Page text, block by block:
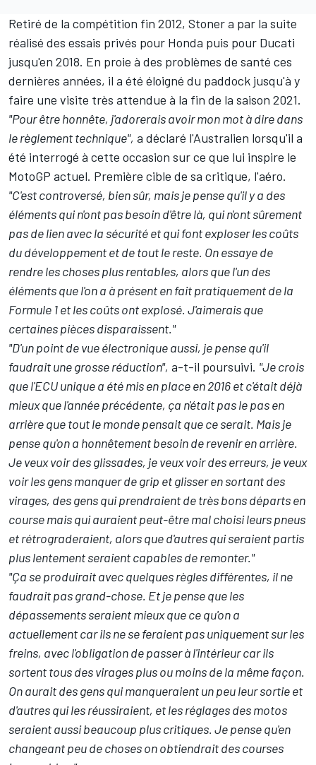
Retiré de la compétition fin 2012, Stoner a par la suite
réalisé des essais privés pour Honda puis pour Ducati
jusqu'en 2018. En proie à des problèmes de santé ces
dernières années, il a été éloigné du paddock jusqu'à y
faire une visite très attendue à la fin de la saison 2021.
"Pour être honnête, j'adorerais avoir mon mot à dire dans
le règlement technique", a déclaré l'Australien lorsqu'il a
été interrogé à cette occasion sur ce que lui inspire le
MotoGP actuel. Première cible de sa critique, l'aéro.
"C'est controversé, bien sûr, mais je pense qu'il y a des
éléments qui n'ont pas besoin d'être là, qui n'ont sûrement
pas de lien avec la sécurité et qui font exploser les coûts
du développement et de tout le reste. On essaye de
rendre les choses plus rentables, alors que l'un des
éléments que l'on a à présent en fait pratiquement de la
Formule 1 et les coûts ont explosé. J'aimerais que
certaines pièces disparaissent."
"D'un point de vue électronique aussi, je pense qu'il
faudrait une grosse réduction", a-t-il poursuivi. "Je crois
que l'ECU unique a été mis en place en 2016 et c'était déjà
mieux que l'année précédente, ça n'était pas le pas en
arrière que tout le monde pensait que ce serait. Mais je
pense qu'on a honnêtement besoin de revenir en arrière.
Je veux voir des glissades, je veux voir des erreurs, je veux
voir les gens manquer de grip et glisser en sortant des
virages, des gens qui prendraient de très bons départs en
course mais qui auraient peut-être mal choisi leurs pneus
et rétrograderaient, alors que d'autres qui seraient partis
plus lentement seraient capables de remonter."
"Ça se produirait avec quelques règles différentes, il ne
faudrait pas grand-chose. Et je pense que les
dépassements seraient mieux que ce qu'on a
actuellement car ils ne se feraient pas uniquement sur les
freins, avec l'obligation de passer à l'intérieur car ils
sortent tous des virages plus ou moins de la même façon.
On aurait des gens qui manqueraient un peu leur sortie et
d'autres qui les réussiraient, et les réglages des motos
seraient aussi beaucoup plus critiques. Je pense qu'en
changeant peu de choses on obtiendrait des courses